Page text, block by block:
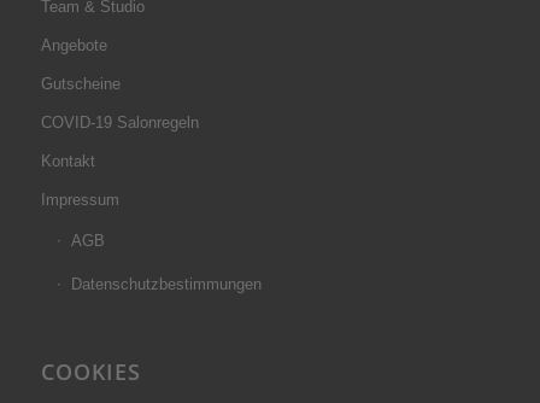
Team & Studio
Angebote
Gutscheine
COVID-19 Salonregeln
Kontakt
Impressum
AGB
Datenschutzbestimmungen
COOKIES